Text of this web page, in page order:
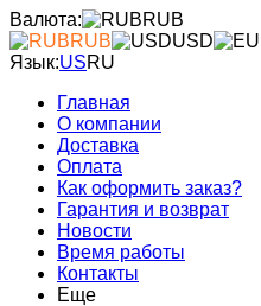
Валюта:
RUB
RUB
USD
Язык:USRU
Главная
О компании
Доставка
Оплата
Как оформить заказ?
Гарантия и возврат
Новости
Время работы
Контакты
Еще